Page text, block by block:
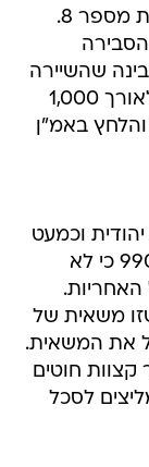
להצליב ולאמת מידע. קראנו לה משאית מספר 8.
בשיירה", הסבירה
שהשיירה
יכולה לצאת תוך דקות לדרך בנסיעה לאורך 1,000
באמ"ן
יהודית וכמעט
ויתרה על התפקיד המרתק ביחידת 9900 כי לא
שהבנתי שיש סיכוי של 99% שזו משאית של
את המשאית.
קצוות חוטים
לסכל